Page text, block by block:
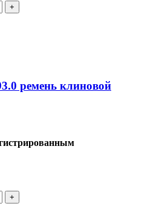
ремень клиновой